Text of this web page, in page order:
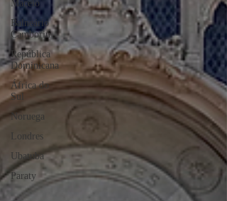
Maceió
Balneário
Camboriú
República
Dominicana
África do
Sul
Noruega
Londres
Ubatuba
Paraty